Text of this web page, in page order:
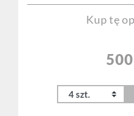
Kup tę
500